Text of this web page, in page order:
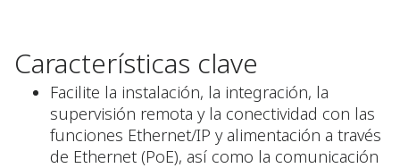
Características clave
Facilite la instalación, la integración, la
supervisión remota y la conectividad con las
funciones Ethernet/IP y alimentación a través
de Ethernet (PoE), así como la comunicación